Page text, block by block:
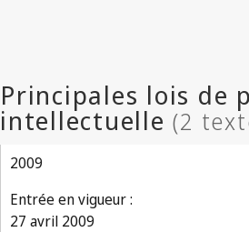
2009
Entrée en vigueur :
27 avril 2009